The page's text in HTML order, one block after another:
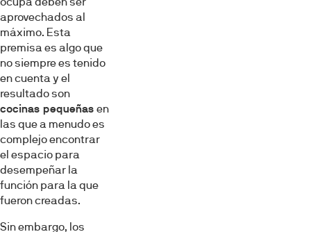
aprovechados al
máximo. Esta
premisa es algo que
no siempre es tenido
en cuenta y el
resultado son
cocinas pequeñas en
las que a menudo es
complejo encontrar
el espacio para
desempeñar la
función para la que
fueron creadas.
Sin embargo, los